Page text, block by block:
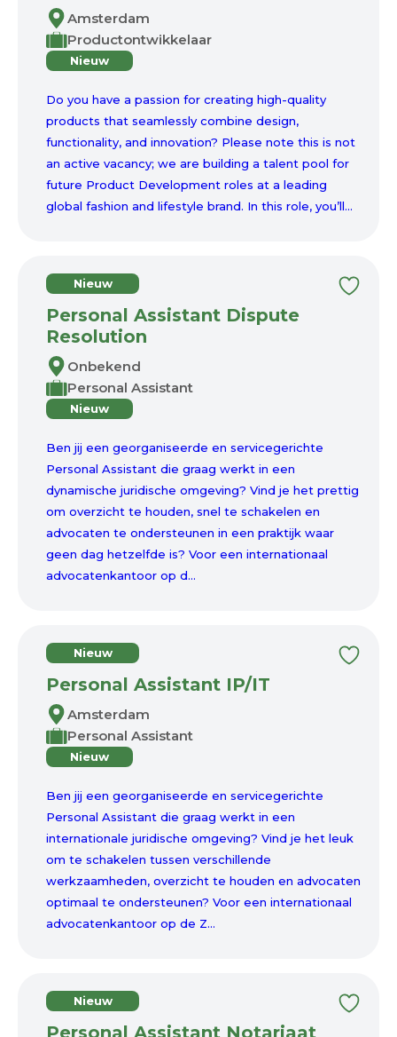
Amsterdam
Productontwikkelaar
Nieuw
Do you have a passion for creating high-quality
products that seamlessly combine design,
functionality, and innovation? Please note this is not
an active vacancy; we are building a talent pool for
future Product Development roles at a leading
global fashion and lifestyle brand. In this role, you’ll...
Nieuw
Personal Assistant Dispute
Resolution
Onbekend
Personal Assistant
Nieuw
Ben jij een georganiseerde en servicegerichte
Personal Assistant die graag werkt in een
dynamische juridische omgeving? Vind je het prettig
om overzicht te houden, snel te schakelen en
advocaten te ondersteunen in een praktijk waar
geen dag hetzelfde is? Voor een internationaal
advocatenkantoor op d...
Nieuw
Personal Assistant IP/IT
Amsterdam
Personal Assistant
Nieuw
Ben jij een georganiseerde en servicegerichte
Personal Assistant die graag werkt in een
internationale juridische omgeving? Vind je het leuk
om te schakelen tussen verschillende
werkzaamheden, overzicht te houden en advocaten
optimaal te ondersteunen? Voor een internationaal
advocatenkantoor op de Z...
Nieuw
Personal Assistant Notariaat